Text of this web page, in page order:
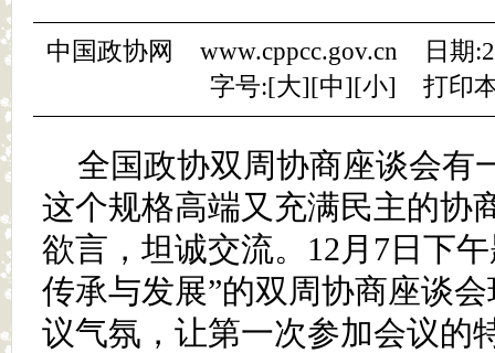
中国政协网 www.cppcc.gov.cn 日期
字号:[大][中][小] 打印
全国政协双周协商座谈会有
这个规格高端又充满民主的协
欲言，坦诚交流。12月7日下
传承与发展”的双周协商座谈
议气氛，让第一次参加会议的